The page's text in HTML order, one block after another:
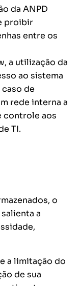
da ANPD
proibir
entre os
, a utilização da
ao sistema
de
rede interna a
controle aos
TI.
o
a
a limitação do
de sua